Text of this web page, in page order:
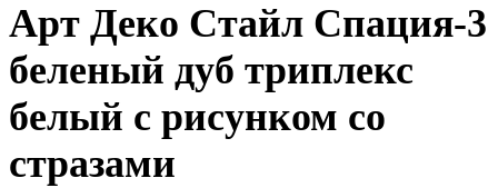
Арт Деко Стайл Спация-3
беленый дуб триплекс
белый с рисунком cо
стразами